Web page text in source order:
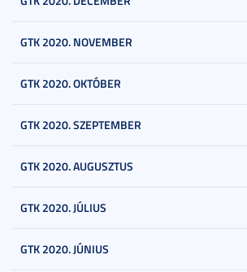
GTK 2020. NOVEMBER
GTK 2020. OKTÓBER
GTK 2020. SZEPTEMBER
GTK 2020. AUGUSZTUS
GTK 2020. JÚLIUS
GTK 2020. JÚNIUS